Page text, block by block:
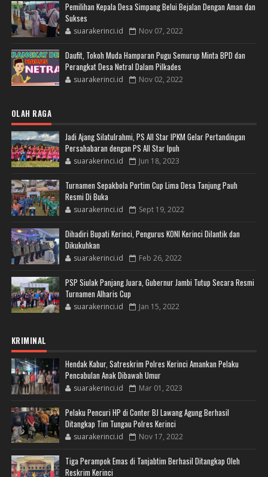
Pemilihan Kepala Desa Simpang Belui Bejalan Dengan Aman dan
Sukses
suarakerinci.id Nov 07, 2022
Daufit, Tokoh Muda Hamparan Pugu Semurup Minta BPD dan
Perangkat Desa Netral Dalam Pilkades
suarakerinci.id Nov 02, 2022
OLAH RAGA
Jadi Ajang Silatulrahmi, PS All Star IPKM Gelar Pertandingan
Persahabaran dengan PS All Star Ipuh
suarakerinci.id Jun 18, 2023
Turnamen Sepakbola Portim Cup Lima Desa Tanjung Pauh
Resmi Di Buka
suarakerinci.id Sept 19, 2022
Dihadiri Bupati Kerinci, Pengurus KONI Kerinci Dilantik dan
Dikukuhkan
suarakerinci.id Feb 26, 2022
PSP Siulak Panjang Juara, Gubernur Jambi Tutup Secara Resmi
Turnamen Alharis Cup
suarakerinci.id Jan 15, 2022
KRIMINAL
Hendak Kabur, Satreskrim Polres Kerinci Amankan Pelaku
Pencabulan Anak Dibawah Umur
suarakerinci.id Mar 01, 2023
Pelaku Pencuri HP di Conter BJ Lawang Agung Berhasil
Ditangkap Tim Tungau Polres Kerinci
suarakerinci.id Nov 17, 2022
Tiga Perampok Emas di Tanjabtim Berhasil Ditangkap Oleh
Reskrim Kerinci